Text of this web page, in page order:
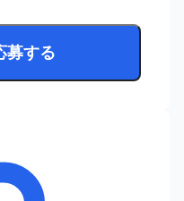
募する